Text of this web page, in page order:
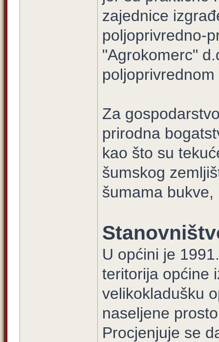
zajednice
poljoprivredno-
"Agrokomerc"
Za
prirodna
kao što su
šumskog
šumama
U općini je
teritorija općine
velikokladušku
naseljene
Procjenjuje se